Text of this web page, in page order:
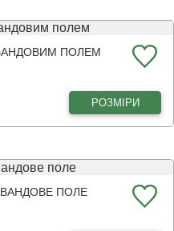
ПОЛЕМ
РОЗМІРИ
ПОЛЕ